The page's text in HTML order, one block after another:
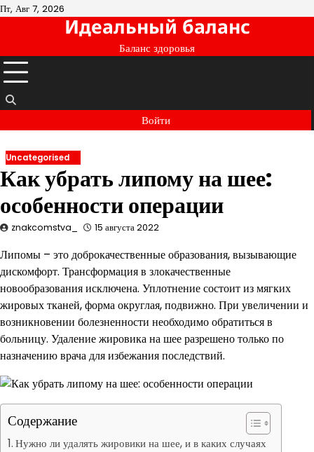
Перейти
Пт, Авг 7, 2026
Идеальный баланс
Баланс здоровья
Войти
Uncategorised
Как убрать липому на шее:
особенности операции
znakcomstva_ 15 августа 2022
Липомы – это доброкачественные образования, вызывающие
дискомфорт. Трансформация в злокачественные
новообразования исключена. Уплотнение состоит из мягких
жировых тканей, форма округлая, подвижно. При увеличении и
возникновении болезненности необходимо обратиться в
больницу. Удаление жировика на шее разрешено только по
назначению врача для избежания последствий.
Содержание
Нужно ли удалять жировики на шее, и в каких случаях